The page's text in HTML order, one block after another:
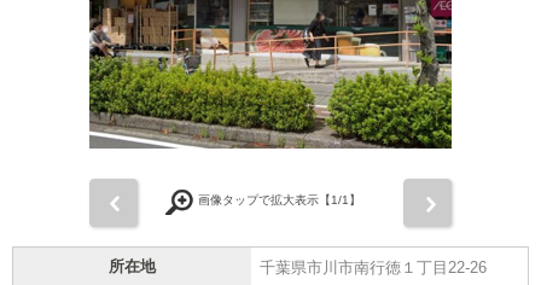
画像タップで拡大表示【1/1】
所在地 千葉県市川市南行徳１丁目22-26